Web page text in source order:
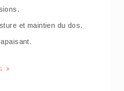
et maintien du dos.